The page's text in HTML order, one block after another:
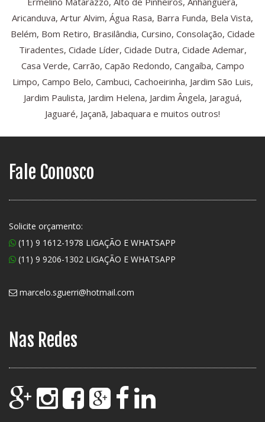
Aricanduva, Artur Alvim, Água Rasa, Barra Funda, Bela Vista,
Belém, Bom Retiro, Brasilândia, Cursino, Consolação, Cidade
Tiradentes, Cidade Líder, Cidade Dutra, Cidade Ademar,
Casa Verde, Carrão, Capão Redondo, Cangaíba, Campo
Limpo, Campo Belo, Cambuci, Cachoeirinha, Jardim São Luis,
Jardim Paulista, Jardim Helena, Jardim Ângela, Jaraguá,
Jaguaré, Jaçanã, Jabaquara e muitos outros!
Fale Conosco
Solicite orçamento:
(11) 9 1612-1978 LIGAÇÃO E WHATSAPP
(11) 9 9206-1302 LIGAÇÃO E WHATSAPP
marcelo.sguerri@hotmail.com
Nas Redes